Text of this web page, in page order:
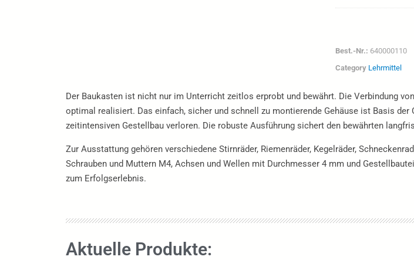
Best.-Nr.: 640000110
Category Lehrmittel
Der Baukasten ist nicht nur im Unterricht zeitlos erprobt und bewährt. Die Verbindung
optimal realisiert. Das einfach, sicher und schnell zu montierende Gehäuse ist Basis
zeitintensiven Gestellbau verloren. Die robuste Ausführung sichert den bewährten
Zur Ausstattung gehören verschiedene Stirnräder, Riemenräder, Kegelräder,
Schrauben und Muttern M4, Achsen und Wellen mit Durchmesser 4 mm und
zum Erfolgserlebnis.
Aktuelle Produkte: